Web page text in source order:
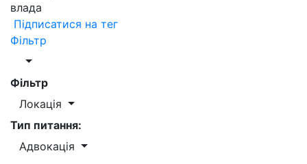
влада
Підписатися на тег
Фільтр
Фільтр
Локація
Тип питання:
Адвокація